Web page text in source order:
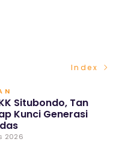
Index
Situbondo, Tan
Kunci Generasi
2026